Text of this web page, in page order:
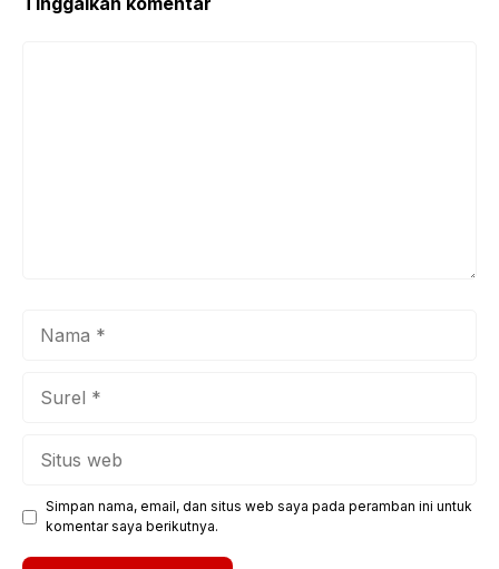
k
Simpan nama, email, dan situs web saya pada peramban ini untuk
komentar saya berikutnya.